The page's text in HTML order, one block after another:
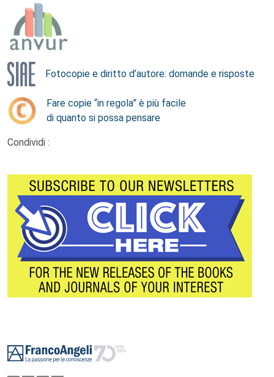
Fotocopie e diritto d’autore: domande e risposte
Fare copie “in regola” è più facile
di quanto si possa pensare
Condividi :